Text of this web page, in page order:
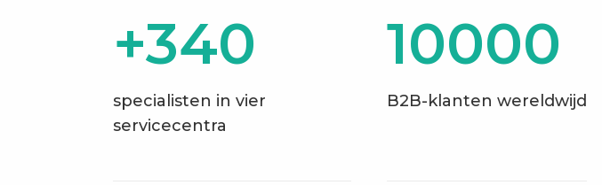
+340
specialisten in vier
servicecentra
10000
B2B-klanten wereldwijd